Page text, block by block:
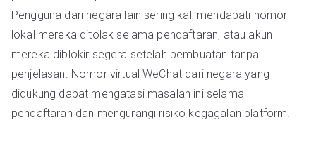
Pengguna dari negara lain sering kali mendapati nomor
lokal mereka ditolak selama pendaftaran, atau akun
mereka diblokir segera setelah pembuatan tanpa
penjelasan. Nomor virtual WeChat dari negara yang
didukung dapat mengatasi masalah ini selama
pendaftaran dan mengurangi risiko kegagalan platform.